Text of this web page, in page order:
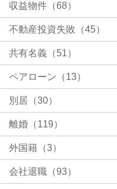
収益物件（68）
不動産投資失敗（45）
共有名義（51）
ペアローン（13）
別居（30）
離婚（119）
外国籍（3）
会社退職（93）